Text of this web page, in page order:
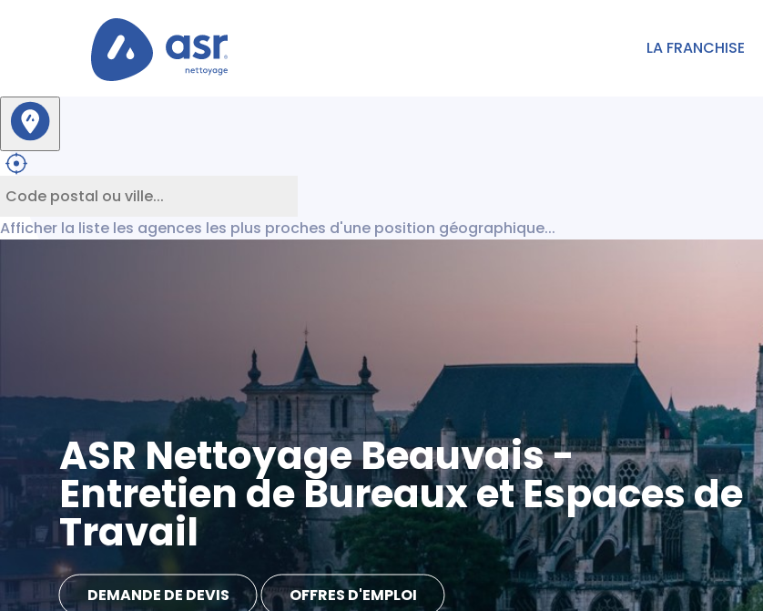
LA FRANCHISE
Afficher la liste les agences les plus proches d'une position géographique...
ASR Nettoyage Beauvais -
Entretien de Bureaux et Espaces de
Travail
DEMANDE DE DEVIS OFFRES D'EMPLOI